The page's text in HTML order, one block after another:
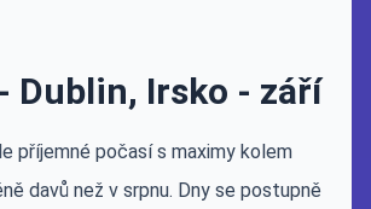
Dublin, Irsko - září
příjemné počasí s maximy kolem
davů než v srpnu. Dny se postupně